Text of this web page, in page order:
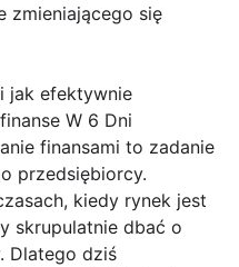
zmieniającego się
jak efektywnie
W 6 Dni
finansami to zadanie
przedsiębiorcy.
kiedy rynek jest
skrupulatnie dbać o
Dlatego dziś